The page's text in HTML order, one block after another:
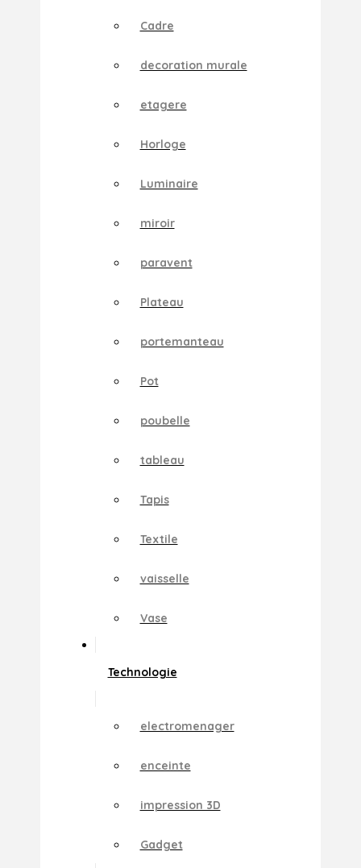
Cadre
decoration murale
etagere
Horloge
Luminaire
miroir
paravent
Plateau
portemanteau
Pot
poubelle
tableau
Tapis
Textile
vaisselle
Vase
Technologie
electromenager
enceinte
impression 3D
Gadget